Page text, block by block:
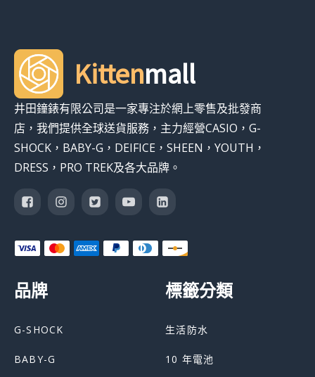
Kittenmall
井田鐘錶有限公司是一家專注於網上零售及批發商
店，我們提供全球送貨服務，主力經營CASIO，G-
SHOCK，BABY-G，DEIFICE，SHEEN，YOUTH，
DRESS，PRO TREK及各大品牌。
品牌
G-SHOCK
BABY-G
標籤分類
生活防水
10 年電池